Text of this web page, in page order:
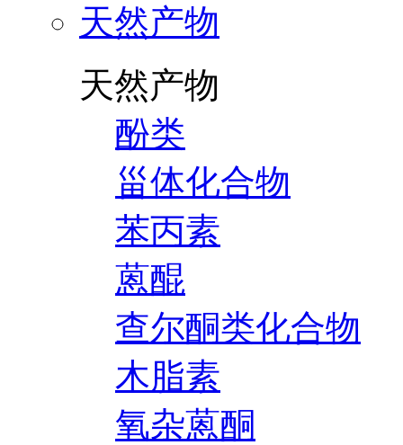
天然产物
天然产物
酚类
甾体化合物
苯丙素
蒽醌
查尔酮类化合物
木脂素
氧杂蒽酮